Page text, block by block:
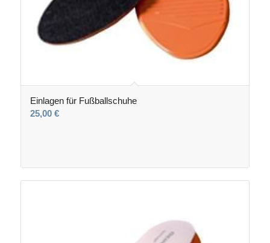
Einlagen für Fußballschuhe
25,00 €